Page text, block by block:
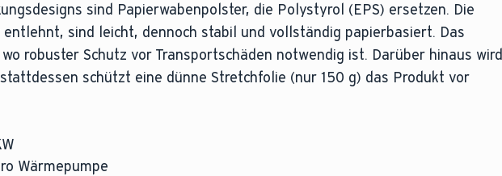
sind Papierwabenpolster, die Polystyrol (EPS) ersetzen. Die
sind leicht, dennoch stabil und vollständig papierbasiert. Das
robuster Schutz vor Transportschäden notwendig ist. Darüber hinaus wird
schützt eine dünne Stretchfolie (nur 150 g) das Produkt vor
Wärmepumpe